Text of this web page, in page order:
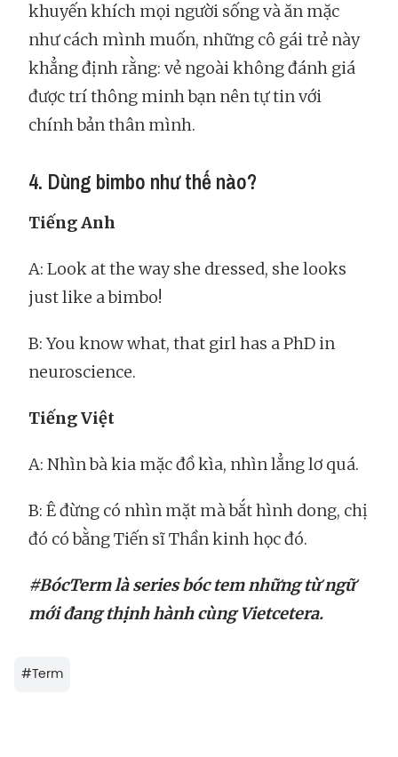
khuyến khích mọi người sống và ăn mặc
như cách mình muốn, những cô gái trẻ này
khẳng định rằng: vẻ ngoài không đánh giá
được trí thông minh bạn nên tự tin với
chính bản thân mình.
4. Dùng bimbo như thế nào?
Tiếng Anh
A: Look at the way she dressed, she looks
just like a bimbo!
B: You know what, that girl has a PhD in
neuroscience.
Tiếng Việt
A: Nhìn bà kia mặc đồ kìa, nhìn lẳng lơ quá.
B: Ê đừng có nhìn mặt mà bắt hình dong, chị
đó có bằng Tiến sĩ Thần kinh học đó.
#BócTerm là series bóc tem những từ ngữ
mới đang thịnh hành cùng Vietcetera.
#Term